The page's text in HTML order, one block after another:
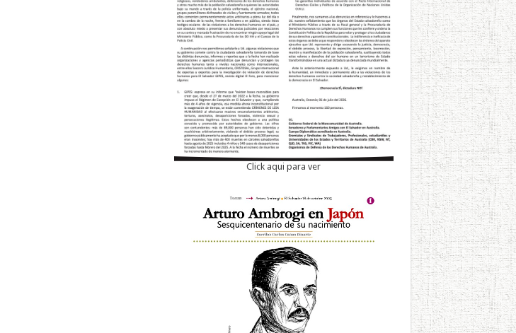
Click aqui para ver